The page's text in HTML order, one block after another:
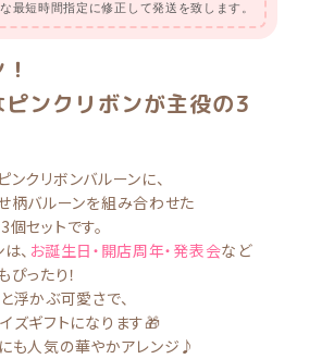
最短時間指定に修正して発送を致します。
ンクリボンが主役の3
ンクリボンバルーンに、
柄バルーンを組み合わせた
個セットです。
、 お誕生日・開店周年・発表会など
ったり！
浮かぶ可愛さで、
ズギフトになります🎁
にも人気の華やかアレンジ♪